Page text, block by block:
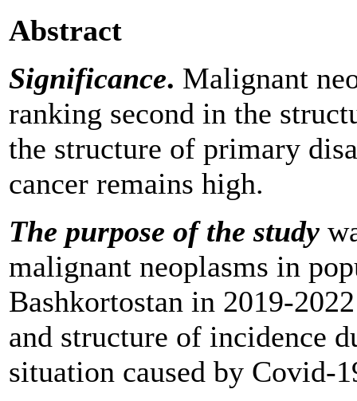
Abstract
Significance. Malignant
ranking second in the
the structure of primary
cancer remains high.
The purpose of the study
malignant neoplasms in
Bashkortostan in 2019-
and structure of incidence
situation caused by Covid-